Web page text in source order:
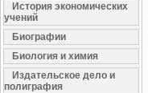
История экономических
учений
Биографии
Биология и химия
Издательское дело и
полиграфия